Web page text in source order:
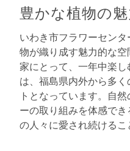
豊かな植物の
いわき市フラワーセン
物が織り成す魅力的な
家にとって、一年中楽
は、福島県内外から多
トとなっています。自
ーの取り組みを体感で
の人々に愛され続けるこ